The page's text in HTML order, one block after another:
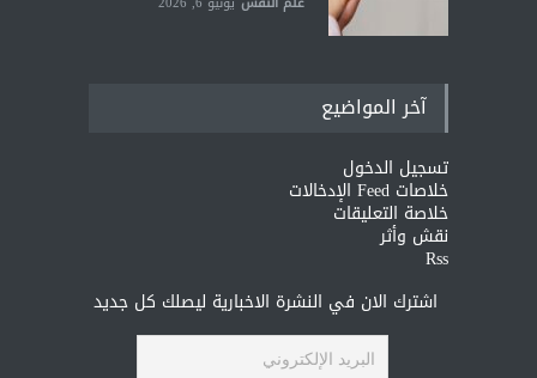
آخر المواضيع
تسجيل الدخول
خلاصات Feed الإدخالات
خلاصة التعليقات
نقش وأثر
Rss
اشترك الان في النشرة الاخبارية ليصلك كل جديد